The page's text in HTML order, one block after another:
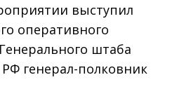
выступил
оперативного
штаба
генерал-полковник